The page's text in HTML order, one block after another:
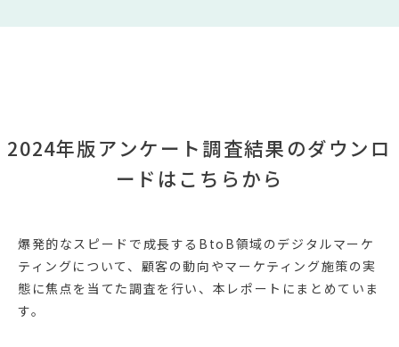
2024年版アンケート調査結果のダウンロ
ードはこちらから
爆発的なスピードで成長するBtoB領域のデジタルマーケ
ティングについて、顧客の動向やマーケティング施策の実
態に焦点を当てた調査を行い、本レポートにまとめていま
す。